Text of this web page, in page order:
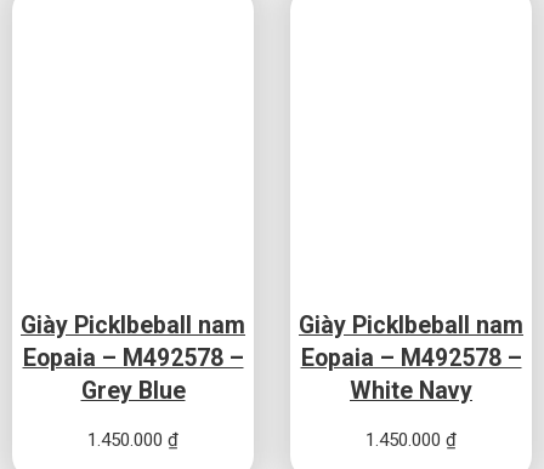
Giày Picklbeball nam
Eopaia – M492578 –
Grey Blue
1.450.000 ₫
Giày Picklbeball nam
Eopaia – M492578 –
White Navy
1.450.000 ₫